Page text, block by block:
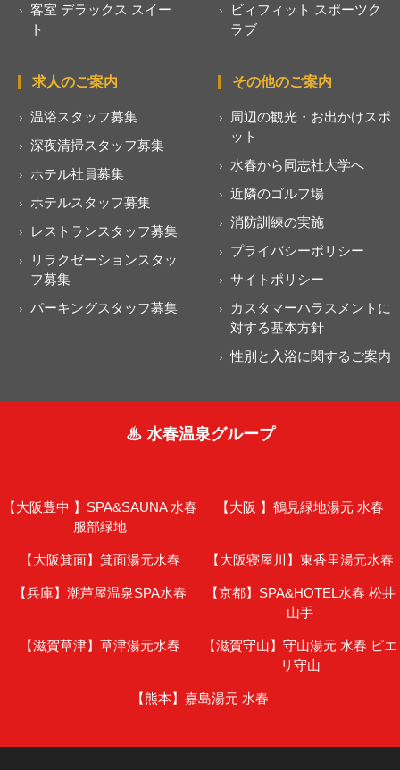
客室 デラックス スイー
ト
ビィフィット スポーツク
ラブ
求人のご案内
温浴スタッフ募集
深夜清掃スタッフ募集
ホテル社員募集
ホテルスタッフ募集
レストランスタッフ募集
リラクゼーションスタッ
フ募集
パーキングスタッフ募集
その他のご案内
周辺の観光・お出かけスポ
ット
水春から同志社大学へ
近隣のゴルフ場
消防訓練の実施
プライバシーポリシー
サイトポリシー
カスタマーハラスメントに
対する基本方針
性別と入浴に関するご案内
♨ 水春温泉グループ
【大阪豊中 】 SPA&SAUNA 水春
服部緑地
【大阪 】 鶴見緑地湯元 水春
【大阪箕面】 箕面湯元水春 【大阪寝屋川】 東香里湯元水春
【兵庫】 潮芦屋温泉SPA水春 【京都】 SPA&HOTEL水春 松井
山手
【滋賀草津】 草津湯元水春 【滋賀守山】 守山湯元 水春 ピエ
リ守山
【熊本】 嘉島湯元 水春